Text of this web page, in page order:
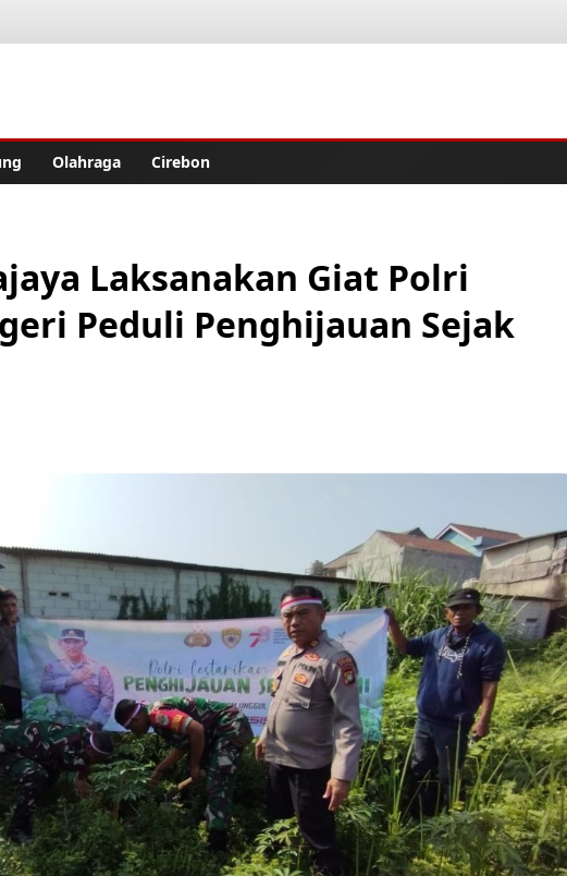
Olahraga Cirebon
Laksanakan Giat Polri
Peduli Penghijauan Sejak